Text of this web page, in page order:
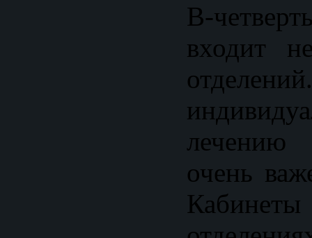
В-
входит
лечению
очень